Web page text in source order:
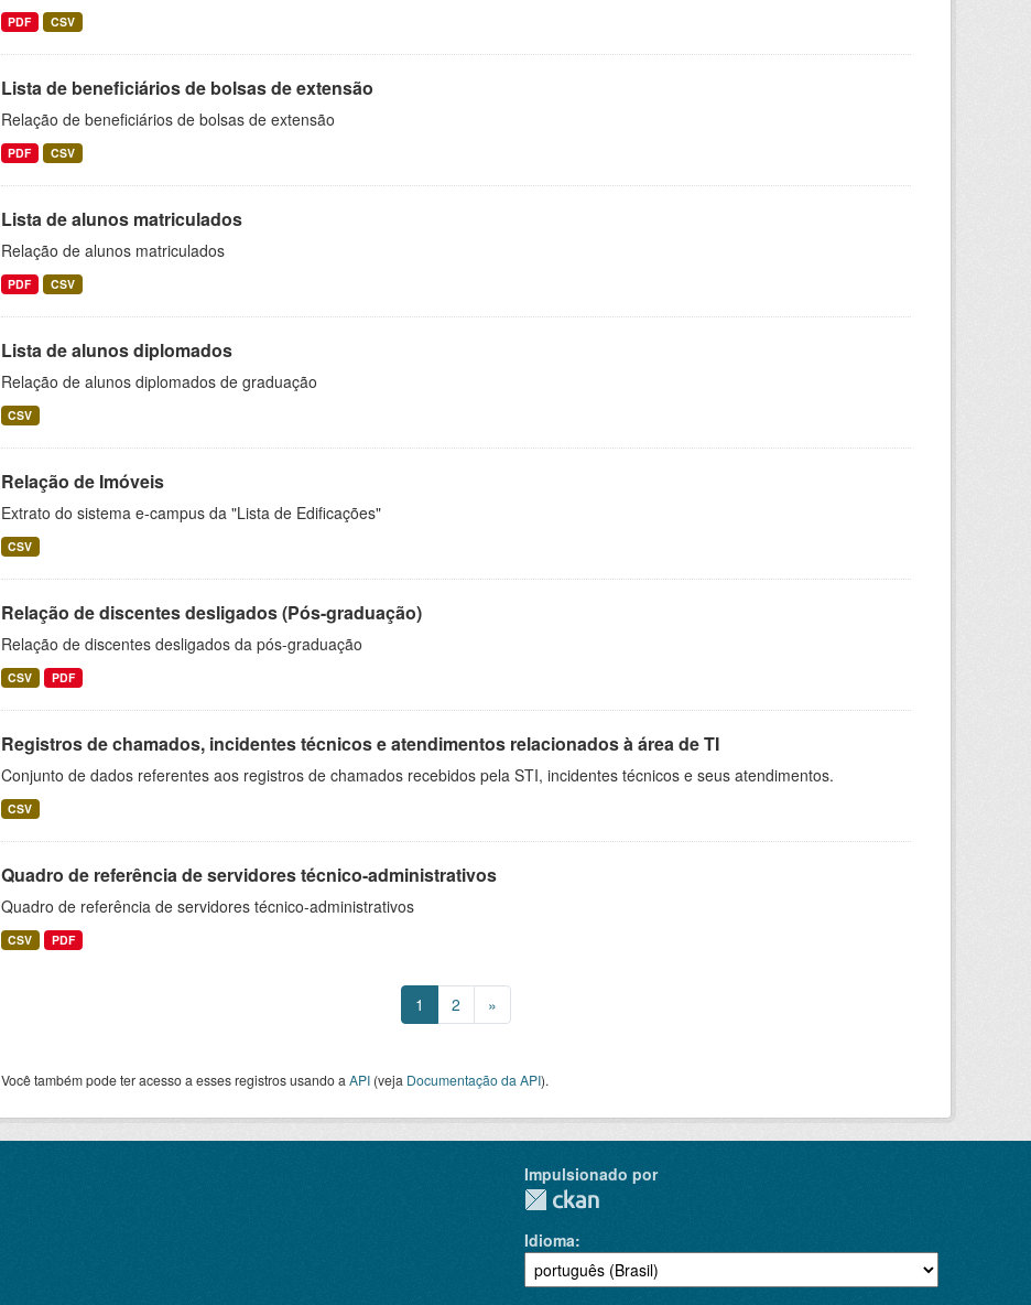
PDF CSV
Lista de beneficiários de bolsas de extensão
Relação de beneficiários de bolsas de extensão
PDF CSV
Lista de alunos matriculados
Relação de alunos matriculados
PDF CSV
Lista de alunos diplomados
Relação de alunos diplomados de graduação
CSV
Relação de Imóveis
Extrato do sistema e-campus da "Lista de Edificações"
CSV
Relação de discentes desligados (Pós-graduação)
Relação de discentes desligados da pós-graduação
CSV PDF
Registros de chamados, incidentes técnicos e atendimentos relacionados à área de TI
Conjunto de dados referentes aos registros de chamados recebidos pela STI, incidentes técnicos e seus atendimentos.
CSV
Quadro de referência de servidores técnico-administrativos
Quadro de referência de servidores técnico-administrativos
CSV PDF
1 2 »
Você também pode ter acesso a esses registros usando a API(veja Documentação da API).
Impulsionado por
Idioma